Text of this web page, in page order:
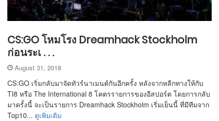
CS:GO โหมโรง Dreamhack Stockholm
ก่อนระเ . . .
August 31, 2018
CS:GO เริ่มกลับมาจัดทัวร์นาเมนต์กันอีกครั้ง หลังจากหลีกทางให้กับ
TI8 หรือ The International 8 โคตรรายการของอีสปอร์ต โดยการกลับ
มาครั้งนี้ จะเป็นรายการ Dreamhack Stockholm เริ่มเย็นนี้ ที่มีทีมจาก
Top10... ดูเพิ่มเติม